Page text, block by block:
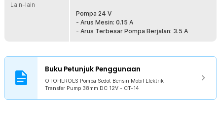
Lain-lain
Pompa 24 V
- Arus Mesin: 0.15 A
- Arus Terbesar Pompa Berjalan: 3.5 A
Buku Petunjuk Penggunaan
OTOHEROES Pompa Sedot Bensin Mobil Elektrik
Transfer Pump 38mm DC 12V - CT-14